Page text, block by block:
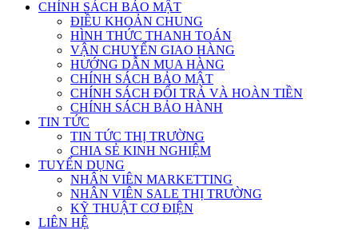
CHÍNH SÁCH BẢO MẬT
ĐIỀU KHOẢN CHUNG
HÌNH THỨC THANH TOÁN
VẬN CHUYỂN GIAO HÀNG
HƯỚNG DẪN MUA HÀNG
CHÍNH SÁCH BẢO MẬT
CHÍNH SÁCH ĐỔI TRẢ VÀ HOÀN TIỀN
CHÍNH SÁCH BẢO HÀNH
TIN TỨC
TIN TỨC THỊ TRƯỜNG
CHIA SẺ KINH NGHIỆM
TUYỂN DỤNG
NHÂN VIÊN MARKETTING
NHÂN VIÊN SALE THỊ TRƯỜNG
KỸ THUẬT CƠ ĐIỆN
LIÊN HỆ